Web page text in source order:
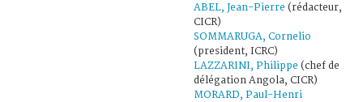
ABEL, Jean-Pierre (rédacteur,
CICR)
SOMMARUGA, Cornelio
(president, ICRC)
LAZZARINI, Philippe (chef de
délégation Angola, CICR)
MORARD, Paul-Henri